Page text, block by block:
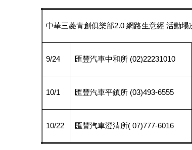
中華三菱青創俱樂部2.0網路生意經 活動場
9/24 匯豐汽車中和所 (02)22231010
10/1 匯豐汽車平鎮所 (03)493-6555
10/22 匯豐汽車澄清所( 07)777-6016